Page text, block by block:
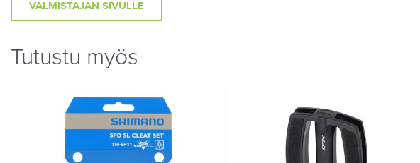
VALMISTAJAN SIVULLE
Tutustu myös